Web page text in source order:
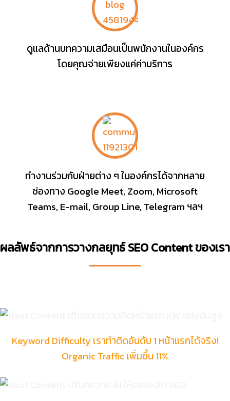
ดูแลด้านบทความเสมือนเป็นพนักงานในองค์กร
โดยคุณจ่ายเพียงแค่ค่าบริการ
ทำงานร่วมกับฝ่ายต่าง ๆ ในองค์กรได้จากหลาย
ช่องทาง Google Meet, Zoom, Microsoft
Teams, E-mail, Group Line, Telegram ฯลฯ
ผลลัพธ์จากการวางกลยุทธ์ SEO Content ของเรา
Keyword Difficulty เราทำติดอันดับ 1 หน้าแรกได้จริง!
Organic Traffic เพิ่มขึ้น 11%